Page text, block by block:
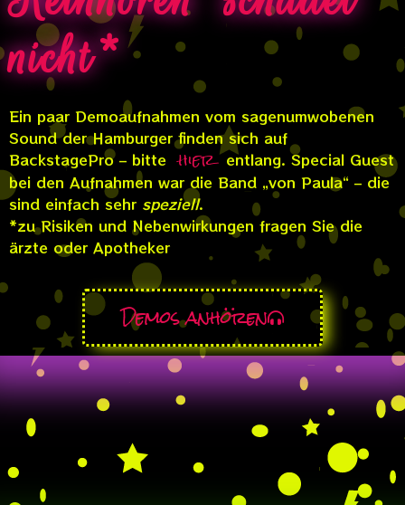
nicht*
Ein paar Demoaufnahmen vom sagenumwobenen
Sound der Hamburger finden sich auf
BackstagePro – bitte hierentlang. Special Guest
bei den Aufnahmen war die Band „von Paula“ – die
sind einfach sehr speziell.
*zu Risiken und Nebenwirkungen fragen Sie die
ärzte oder Apotheker
Demos anhören